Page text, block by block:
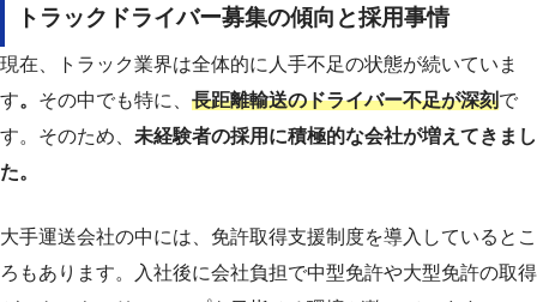
トラックドライバー募集の傾向と採用事情
現在、トラック業界は全体的に人手不足の状態が続いていま
す。 その中でも特に、 長距離輸送のドライバー不足が深刻で
す。そのため、 未経験者の採用に積極的な会社が増えてきまし
た。
大手運送会社の中には、免許取得支援制度を導入しているとこ
ろもあります。入社後に会社負担で中型免許や大型免許の取得